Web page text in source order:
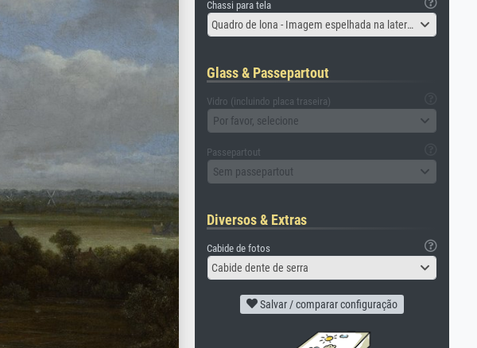
Chassi para tela
Quadro de lona - Imagem espelhada na lateral
Glass & Passepartout
Vidro (incluindo placa traseira)
Por favor, selecione
Passepartout
Sem passepartout
Diversos & Extras
Cabide de fotos
Cabide dente de serra
Salvar / comparar configuração